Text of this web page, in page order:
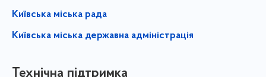
Київська міська рада
Київська міська державна адміністрація
Технічна підтримка